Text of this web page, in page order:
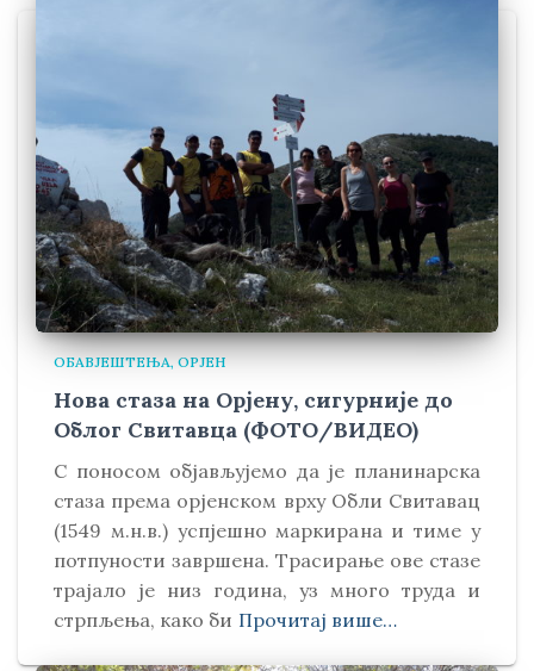
ОБАВЈЕШТЕЊА ОРЈЕН
Нова стаза на Орјену, сигурније до
Облог Свитавца (ФОТО/ВИДЕО)
С поносом објављујемо да је планинарска
стаза према орјенском врху Обли Свитавaц
(1549 м.н.в.) успјешно маркирана и тиме у
потпуности завршена. Трасирање ове стазе
трајало је низ година, уз много труда и
стрпљења, како би Прочитај више…